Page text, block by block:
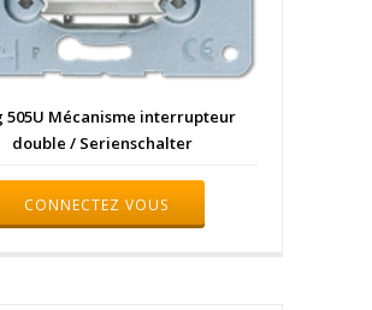
505U Mécanisme interrupteur
double / Serienschalter
CONNECTEZ VOUS